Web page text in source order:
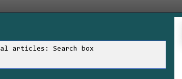
articles: Search box